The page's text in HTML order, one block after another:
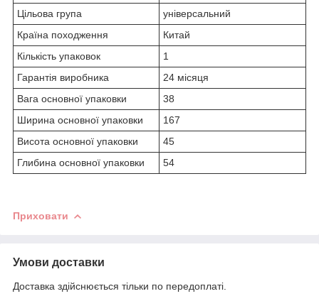
Цільова група
універсальний
Країна походження
Китай
Кількість упаковок
1
Гарантія виробника
24 місяця
Вага основної упаковки
38
Ширина основної упаковки
167
Висота основної упаковки
45
Глибина основної упаковки
54
Приховати
Умови доставки
Доставка здійснюється тільки по передоплаті.